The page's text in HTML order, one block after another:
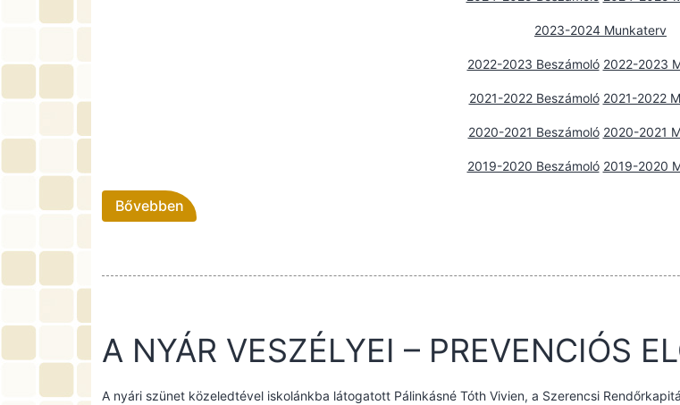
2023-2024 Munkaterv
2022-2023 Beszámoló 2022-2023
2021-2022 Beszámoló 2021-2022
2020-2021 Beszámoló 2020-2021
2019-2020 Beszámoló 2019-2020
Bővebben
A NYÁR VESZÉLYEI – PREVENCIÓS
A nyári szünet közeledtével iskolánkba látogatott Pálinkásné Tóth Vivien, a Szerencsi